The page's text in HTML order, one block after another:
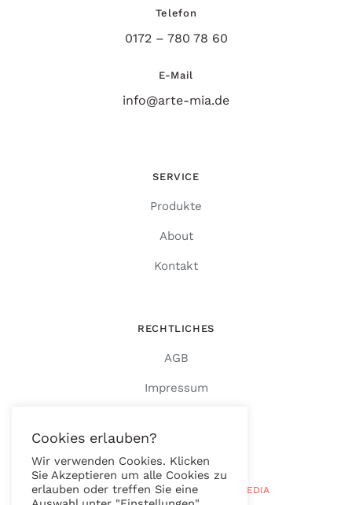
Telefon
0172 – 780 78 60
E-Mail
info@arte-mia.de
SERVICE
Produkte
About
Kontakt
RECHTLICHES
AGB
Impressum
© Copyright 2026 |RAUTENBERG MEDIA
Cookies erlauben?
Wir verwenden Cookies. Klicken
Sie Akzeptieren um alle Cookies zu
erlauben oder treffen Sie eine